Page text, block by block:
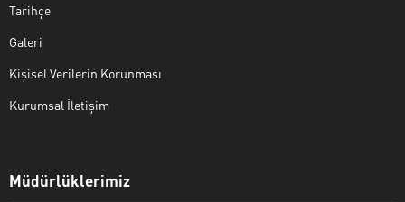
Tarihçe
Galeri
Kişisel Verilerin Korunması
Kurumsal İletişim
Müdürlüklerimiz